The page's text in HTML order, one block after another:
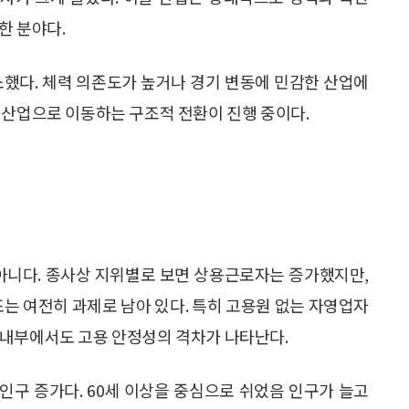
분야다.
다. 체력 의존도가 높거나 경기 변동에 민감한 산업에
업으로 이동하는 구조적 전환이 진행 중이다.
다. 종사상 지위별로 보면 상용근로자는 증가했지만,
여전히 과제로 남아 있다. 특히 고용원 없는 자영업자
부에서도 고용 안정성의 격차가 나타난다.
구 증가다. 60세 이상을 중심으로 쉬었음 인구가 늘고